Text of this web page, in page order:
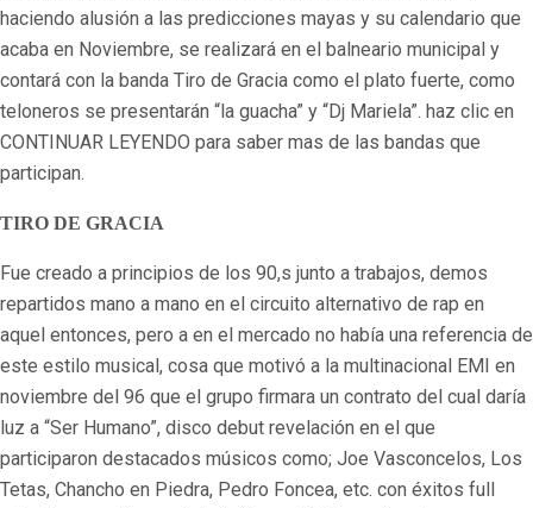
haciendo alusión a las predicciones mayas y su calendario que
acaba en Noviembre, se realizará en el balneario municipal y
contará con la banda Tiro de Gracia como el plato fuerte, como
teloneros se presentarán “la guacha” y “Dj Mariela”. haz clic en
CONTINUAR LEYENDO para saber mas de las bandas que
participan.
TIRO DE GRACIA
Fue creado a principios de los 90,s junto a trabajos, demos
repartidos mano a mano en el circuito alternativo de rap en
aquel entonces, pero a en el mercado no había una referencia de
este estilo musical, cosa que motivó a la multinacional EMI en
noviembre del 96 que el grupo firmara un contrato del cual daría
luz a “Ser Humano”, disco debut revelación en el que
participaron destacados músicos como; Joe Vasconcelos, Los
Tetas, Chancho en Piedra, Pedro Foncea, etc. con éxitos full